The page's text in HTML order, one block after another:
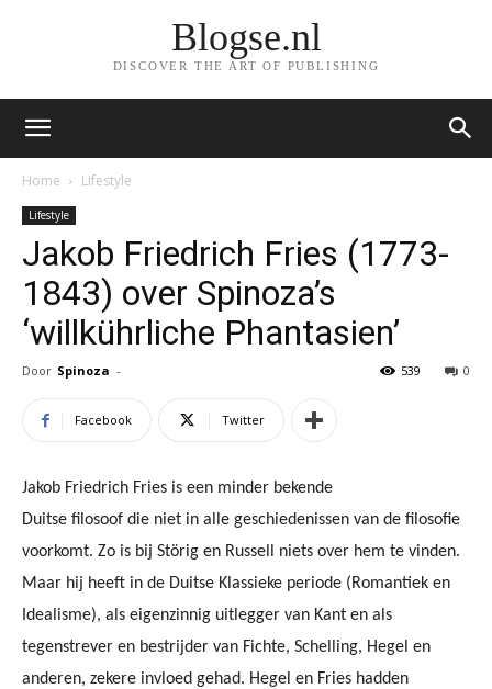
Blogse.nl
DISCOVER THE ART OF PUBLISHING
Home Lifestyle
Lifestyle
Jakob Friedrich Fries (1773-
1843) over Spinoza’s
‘willkührliche Phantasien’
Door Spinoza - 0
539
Facebook Twitter
Jakob Friedrich Fries is een minder bekende
Duitse filosoof die niet in alle geschiedenissen van de filosofie
voorkomt. Zo is bij Störig en Russell niets over hem te vinden.
Maar hij heeft in de Duitse Klassieke periode (Romantiek en
Idealisme), als eigenzinnig uitlegger van Kant en als
tegenstrever en bestrijder van Fichte, Schelling, Hegel en
anderen, zekere invloed gehad. Hegel en Fries hadden